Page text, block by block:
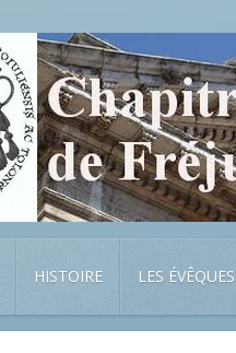
HISTOIRE LES ÉVÊQUES